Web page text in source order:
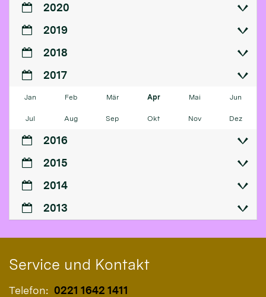
2020
2019
2018
2017
Jan Feb Mär Apr Mai Jun
Jul Aug Sep Okt Nov Dez
2016
2015
2014
2013
Service und Kontakt
Telefon: 0221 1642 1411